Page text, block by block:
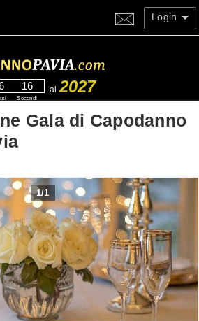
Login
15
Secondi
al 2027
Gala di Capodanno
1/1